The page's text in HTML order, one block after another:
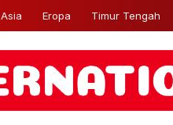
Asia Eropa Timur Tengah